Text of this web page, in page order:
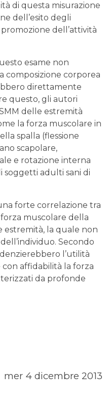
di questa misurazione
dell’esito degli
dell’attività
esame non
composizione corporea
direttamente
questo, gli autori
delle estremità
la forza muscolare in
spalla (flessione
scapolare,
e rotazione interna
adulti sani di
forte correlazione tra
muscolare della
estremità, la quale non
Secondo
l’utilità
affidabilità la forza
da profonde
mer 4 dicembre 2013